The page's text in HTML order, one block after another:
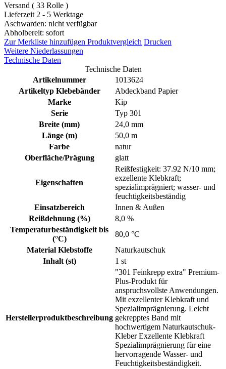
Versand ( 33 Rolle )
Lieferzeit 2 - 5 Werktage
Aschwarden: nicht verfügbar
Abholbereit: sofort
Zur Merkliste hinzufügen Produktvergleich Drucken
Weitere Niederlassungen
Technische Daten
Technische Daten
Artikelnummer
1013624
Artikeltyp Klebebänder
Abdeckband Papier
Marke
Kip
Serie
Typ 301
Breite (mm)
24,0 mm
Länge (m)
50,0 m
Farbe
natur
Oberfläche/Prägung
glatt
Eigenschaften
Reißfestigkeit: 37.92 N/10 mm;
exzellente Klebkraft;
spezialimprägniert; wasser- und
feuchtigkeitsbeständig
Einsatzbereich
Innen & Außen
Reißdehnung (%)
8,0 %
Temperaturbeständigkeit bis
(°C)
80,0 °C
Material Klebstoffe
Naturkautschuk
Inhalt (st)
1 st
Herstellerproduktbeschreibung
"301 Feinkrepp extra" Premium-
Plus-Produkt für
anspruchsvollste Anwendungen.
Mit exzellenter Klebkraft und
Spezialimprägnierung. Leicht
gekrepptes Band mit
hochwertigem Naturkautschuk-
Kleber Exzellente Klebkraft
Spezialimprägnierung für eine
hervorragende Wasser- und
Feuchtigkeitsbeständigkeit.